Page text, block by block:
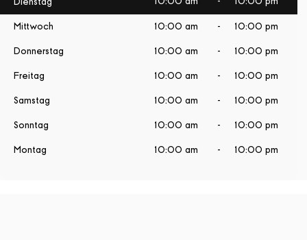
Mittwoch 10:00 am - 10:00 pm
Donnerstag 10:00 am - 10:00 pm
Freitag 10:00 am - 10:00 pm
Samstag 10:00 am - 10:00 pm
Sonntag 10:00 am - 10:00 pm
Montag 10:00 am - 10:00 pm